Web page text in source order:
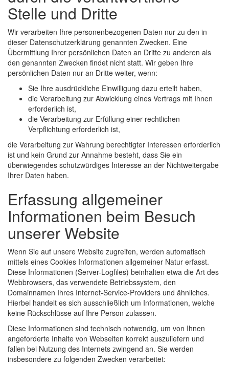
Stelle und Dritte
Wir verarbeiten Ihre personenbezogenen Daten nur zu den in
dieser Datenschutzerklärung genannten Zwecken. Eine
Übermittlung Ihrer persönlichen Daten an Dritte zu anderen als
den genannten Zwecken findet nicht statt. Wir geben Ihre
persönlichen Daten nur an Dritte weiter, wenn:
Sie Ihre ausdrückliche Einwilligung dazu erteilt haben,
die Verarbeitung zur Abwicklung eines Vertrags mit Ihnen
erforderlich ist,
die Verarbeitung zur Erfüllung einer rechtlichen
Verpflichtung erforderlich ist,
die Verarbeitung zur Wahrung berechtigter Interessen erforderlich
ist und kein Grund zur Annahme besteht, dass Sie ein
überwiegendes schutzwürdiges Interesse an der Nichtweitergabe
Ihrer Daten haben.
Erfassung allgemeiner
Informationen beim Besuch
unserer Website
Wenn Sie auf unsere Website zugreifen, werden automatisch
mittels eines Cookies Informationen allgemeiner Natur erfasst.
Diese Informationen (Server-Logfiles) beinhalten etwa die Art des
Webbrowsers, das verwendete Betriebssystem, den
Domainnamen Ihres Internet-Service-Providers und ähnliches.
Hierbei handelt es sich ausschließlich um Informationen, welche
keine Rückschlüsse auf Ihre Person zulassen.
Diese Informationen sind technisch notwendig, um von Ihnen
angeforderte Inhalte von Webseiten korrekt auszuliefern und
fallen bei Nutzung des Internets zwingend an. Sie werden
insbesondere zu folgenden Zwecken verarbeitet: